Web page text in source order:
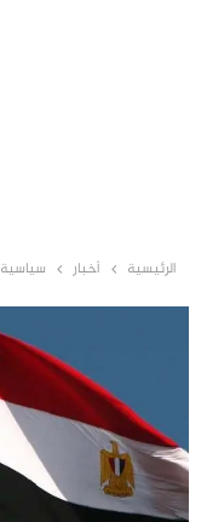
الرئيسية أخبار سياسية